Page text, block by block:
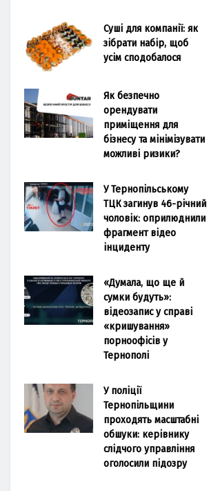
Суші для компанії: як
зібрати набір, щоб
усім сподобалося
Як безпечно
орендувати
приміщення для
бізнесу та мінімізувати
можливі ризики?
У Тернопільському
ТЦК загинув 46-річний
чоловік: оприлюднили
фрагмент відео
інциденту
«Думала, що ще й
сумки будуть»:
відеозапис у справі
«кришування»
порноофісів у
Тернополі
У поліції
Тернопільщини
проходять масштабні
обшуки: керівнику
слідчого управління
оголосили підозру